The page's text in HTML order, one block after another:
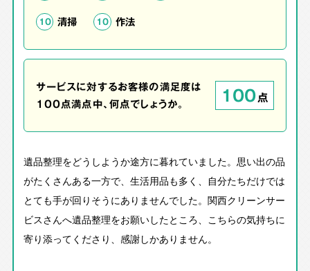
10 清掃 10 作法
サービスに対するお客様の満足度は
100点満点中、何点でしょうか。
100点
遺品整理をどうしようか途方に暮れていました。思い出の品
がたくさんある一方で、生活用品も多く、自分たちだけでは
とても手が回りそうにありませんでした。関西クリーンサー
ビスさんへ遺品整理をお願いしたところ、こちらの気持ちに
寄り添ってくださり、感謝しかありません。